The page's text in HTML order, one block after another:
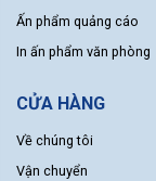
Ấn phẩm quảng cáo
In ấn phẩm văn phòng
CỬA HÀNG
Về chúng tôi
Vận chuyển